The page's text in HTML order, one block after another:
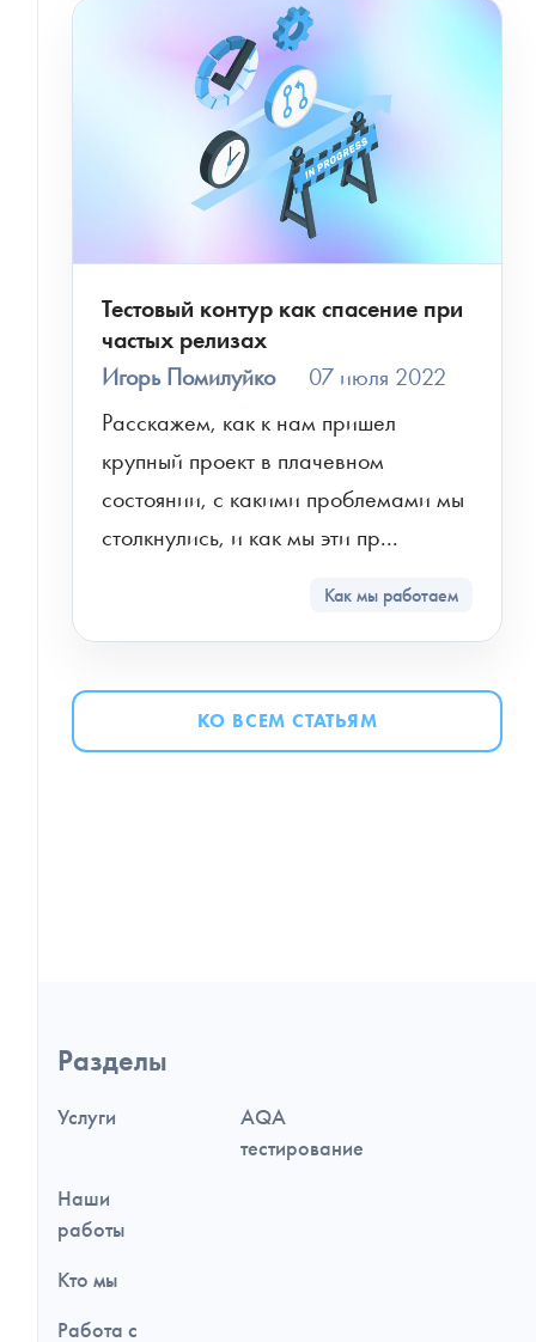
Тестовый контур как спасение при
частых релизах
Игорь Помилуйко
07 июля 2022
Расскажем, как к нам пришел
крупный проект в плачевном
состоянии, с какими проблемами мы
столкнулись, и как мы эти пр...
Как мы работаем
КО ВСЕМ СТАТЬЯМ
Навигация
по
и
дополнительная
Разделы
Услуги
Наши
работы
Кто мы
Работа с
AQA
тестирование